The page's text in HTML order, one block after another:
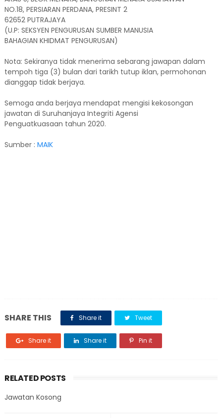
NO.18, PERSIARAN PERDANA, PRESINT 2
62652 PUTRAJAYA
(U.P: SEKSYEN PENGURUSAN SUMBER MANUSIA
BAHAGIAN KHIDMAT PENGURUSAN)
Nota: Sekiranya tidak menerima sebarang jawapan dalam
tempoh tiga (3) bulan dari tarikh tutup iklan, permohonan
dianggap tidak berjaya.
Semoga anda berjaya mendapat mengisi kekosongan
jawatan di Suruhanjaya Integriti Agensi
Penguatkuasaan tahun 2020.
Sumber : MAIK
SHARE THIS Share it Tweet
Share it Share it Pin it
RELATED POSTS
Jawatan Kosong